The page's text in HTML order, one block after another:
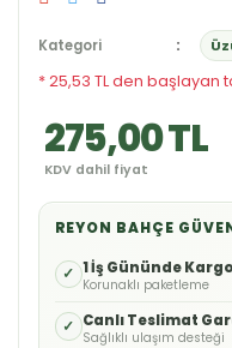
Kategori
* 25,53 TL den başlayan
275,00 TL
KDV dahil fiyat
REYON BAHÇE
✓ 1 İş Gününde Kargo
Korunaklı paketleme
✓ Canlı Teslimat
Sağlıklı ulaşım desteği